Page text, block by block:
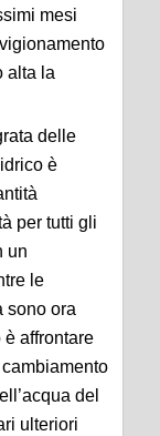
mesi
alta la
delle
è
per tutti gli
un
le
sono ora
affrontare
del
ulteriori